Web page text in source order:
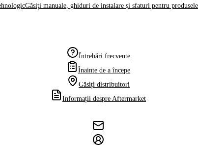
Găsiți manuale, ghiduri de instalare și sfaturi pentru produsele
Întrebări frecvente
Înainte de a începe
Găsiți distribuitori
Informații despre Aftermarket